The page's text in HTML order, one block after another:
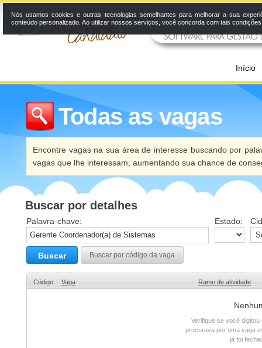
Início
Todas as vagas
Encontre vagas na sua área de interesse buscando por
vagas que lhe interessam, aumentando sua chance de
Buscar por detalhes
Palavra-chave: Estado:
Buscar Buscar por código da vaga
Código Vaga Ramo de atividade
Verifique se você
procurava por uma vaga
já foi
Nós usamos cookies e outras tecnologias semelhantes para melhorar a sua
conteúdo personalizado. Ao utilizar nossos serviços, você concorda com tais